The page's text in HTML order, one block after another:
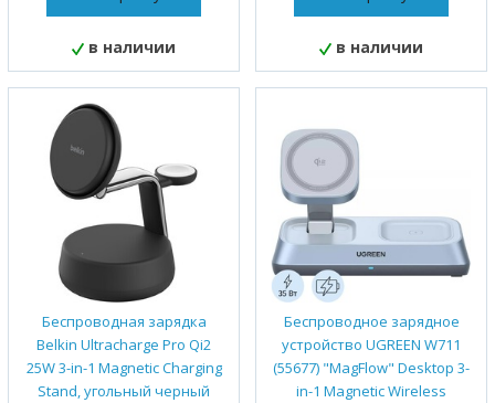
в наличии в наличии
Беспроводная зарядка
Belkin Ultracharge Pro Qi2
25W 3-in-1 Magnetic Charging
Stand, угольный черный
Беспроводное зарядное
устройство UGREEN W711
(55677) "MagFlow" Desktop 3-
in-1 Magnetic Wireless